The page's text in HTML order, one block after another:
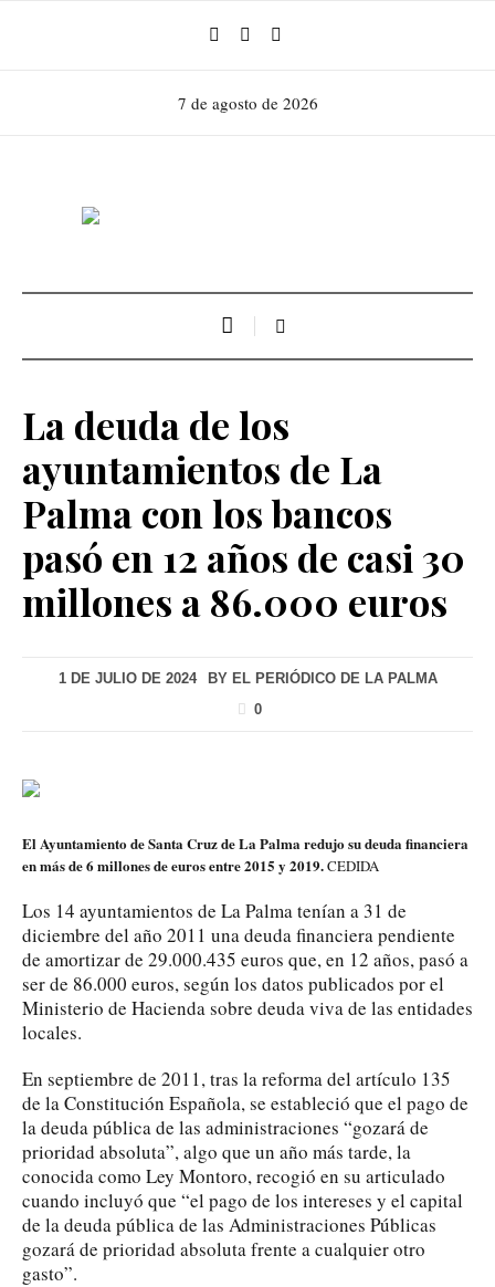
7 de agosto de 2026
La deuda de los
ayuntamientos de La
Palma con los bancos
pasó en 12 años de casi 30
millones a 86.000 euros
1 DE JULIO DE 2024 BY EL PERIÓDICO DE LA PALMA
0
El Ayuntamiento de Santa Cruz de La Palma redujo su deuda financiera
en más de 6 millones de euros entre 2015 y 2019.CEDIDA
Los 14 ayuntamientos de La Palma tenían a 31 de
diciembre del año 2011 una deuda financiera pendiente
de amortizar de 29.000.435 euros que, en 12 años, pasó a
ser de 86.000 euros, según los datos publicados por el
Ministerio de Hacienda sobre deuda viva de las entidades
locales.
En septiembre de 2011, tras la reforma del artículo 135
de la Constitución Española, se estableció que el pago de
la deuda pública de las administraciones “gozará de
prioridad absoluta”, algo que un año más tarde, la
conocida como Ley Montoro, recogió en su articulado
cuando incluyó que “el pago de los intereses y el capital
de la deuda pública de las Administraciones Públicas
gozará de prioridad absoluta frente a cualquier otro
gasto”.